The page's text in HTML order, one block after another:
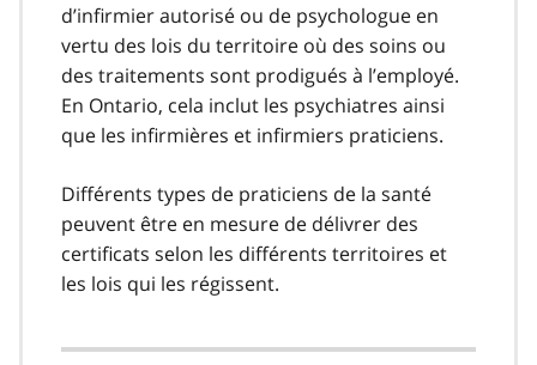
d’infirmier autorisé ou de psychologue en
vertu des lois du territoire où des soins ou
des traitements sont prodigués à l’employé.
En Ontario, cela inclut les psychiatres ainsi
que les infirmières et infirmiers praticiens.
Différents types de praticiens de la santé
peuvent être en mesure de délivrer des
certificats selon les différents territoires et
les lois qui les régissent.